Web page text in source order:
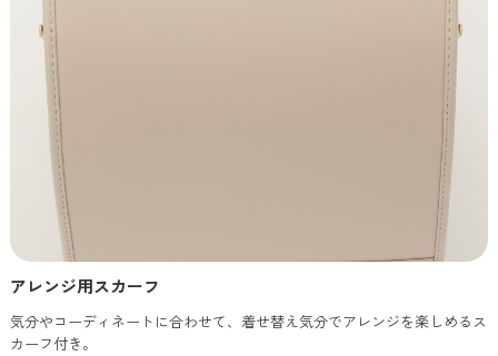
アレンジ用スカーフ
気分やコーディネートに合わせて、着せ替え気分でアレンジを楽しめるス
カーフ付き。